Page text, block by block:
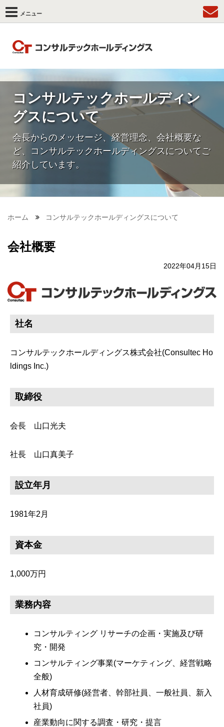
メニュー
コンサルテックホールディン
グスについて
会長からのメッセージ、経営理念、会社概要な
ど、コンサルテックホールディングスについてご
紹介しています。
ホーム コンサルテックホールディングスについて
会社概要
2022年04月15日
社名
コンサルテックホールディングス株式会社(Consultec Ho
ldings Inc.)
取締役
会長 山口光夫
社長 山口真美子
設立年月
1981年2月
資本金
1,000万円
業務内容
コンサルティング リサーチの企画・実施及び研
究・開発
コンサルティング事業(マーケティング、経営戦略
全般)
人材育成研修(経営者、幹部社員、一般社員、新入
社員)
産業動向に関する調査・研究・提言